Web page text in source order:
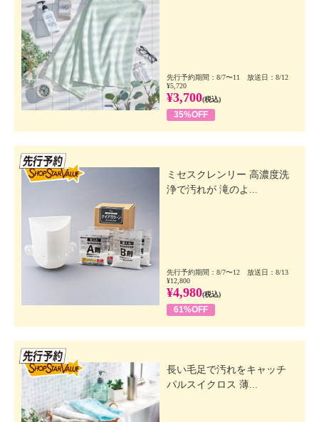
先行予約期間：8/7〜11 放送日：8/12
¥5,720
¥3,700(税込)
35%OFF
ミセスクレンリー 高濃度洗
浄で汚れが 滝のよ...
先行予約期間：8/7〜12 放送日：8/13
¥12,800
¥4,980(税込)
61%OFF
長い毛足で汚れをキャッチ
パルスイクロス 薄...